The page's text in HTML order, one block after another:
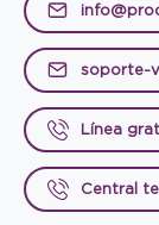
soporte-
Línea
Central